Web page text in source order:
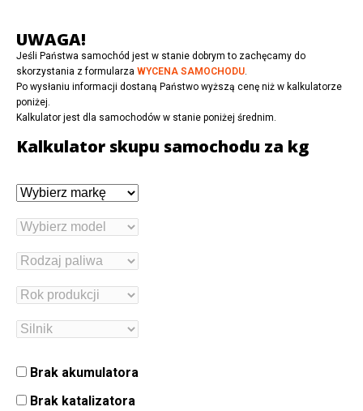
UWAGA!
Jeśli Państwa samochód jest w stanie dobrym to zachęcamy do
skorzystania z formularza WYCENA SAMOCHODU.
Po wysłaniu informacji dostaną Państwo wyższą cenę niż w kalkulatorze
poniżej.
Kalkulator jest dla samochodów w stanie poniżej średnim.
Kalkulator skupu samochodu za kg
Brak akumulatora
Brak katalizatora